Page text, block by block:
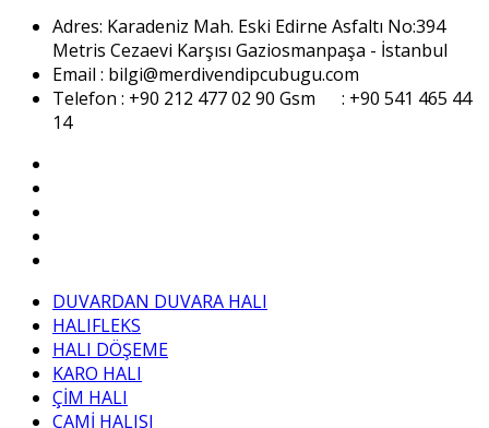
Adres: Karadeniz Mah. Eski Edirne Asfaltı No:394
Metris Cezaevi Karşısı Gaziosmanpaşa - İstanbul
Email : bilgi@merdivendipcubugu.com
Telefon : +90 212 477 02 90 Gsm : +90 541 465 44
14
DUVARDAN DUVARA HALI
HALIFLEKS
HALI DÖŞEME
KARO HALI
ÇİM HALI
CAMİ HALISI